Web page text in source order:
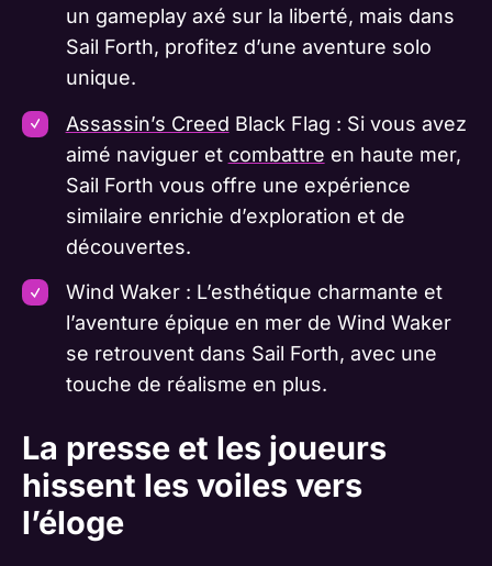
un gameplay axé sur la liberté, mais dans
Sail Forth, profitez d’une aventure solo
unique.
Assassin’s Creed Black Flag : Si vous avez
aimé naviguer et combattre en haute mer,
Sail Forth vous offre une expérience
similaire enrichie d’exploration et de
découvertes.
Wind Waker : L’esthétique charmante et
l’aventure épique en mer de Wind Waker
se retrouvent dans Sail Forth, avec une
touche de réalisme en plus.
La presse et les joueurs
hissent les voiles vers
l’éloge